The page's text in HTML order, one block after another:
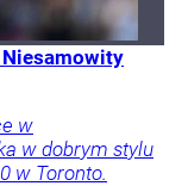
Niesamowity
w
w dobrym stylu
w Toronto.